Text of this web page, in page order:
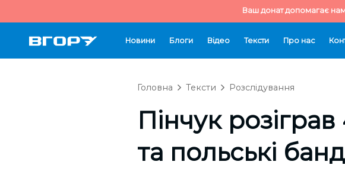
Ваш донат допомагає нам
Новини Блоги Відео Тексти Про нас
Головна Тексти Розслідування
Пінчук
та польські